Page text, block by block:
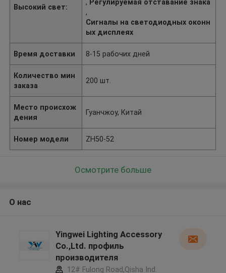
Высокий свет:
, Регулируемая отставание знака
,
Сигналы на светодиодных оконн
ых дисплеях
Время доставки 8-15 рабочих дней
Количество мин
заказа
200 шт.
Место происхож
дения
Гуанчжоу, Китай
Номер модели ZH50-52
Осмотрите больше
О нас
Yingwei Lighting Accessory
Co.,Ltd. профиль
производителя
12# Fulong Road,Qisha Ind.